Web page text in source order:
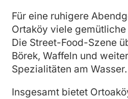
Für eine ruhigere
Ortaköy viele gemütliche
Die Street-Food-Szene
Börek, Waffeln und
Spezialitäten am Wasser.
Insgesamt bietet